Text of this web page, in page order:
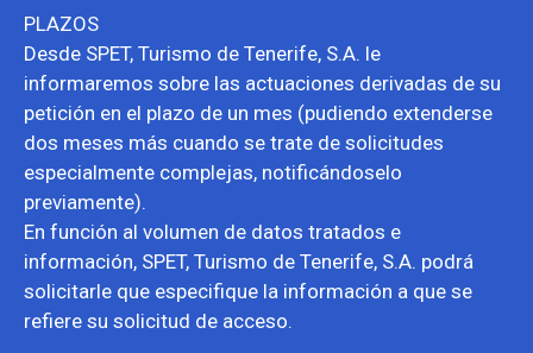
PLAZOS
Desde SPET, Turismo de Tenerife, S.A. le
informaremos sobre las actuaciones derivadas de su
petición en el plazo de un mes (pudiendo extenderse
dos meses más cuando se trate de solicitudes
especialmente complejas, notificándoselo
previamente).
En función al volumen de datos tratados e
información, SPET, Turismo de Tenerife, S.A. podrá
solicitarle que especifique la información a que se
refiere su solicitud de acceso.